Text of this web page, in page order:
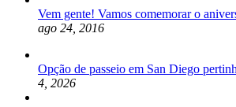
Vem gente! Vamos comemorar o
ago 24, 2016
Opção de passeio em San Diego
4, 2026